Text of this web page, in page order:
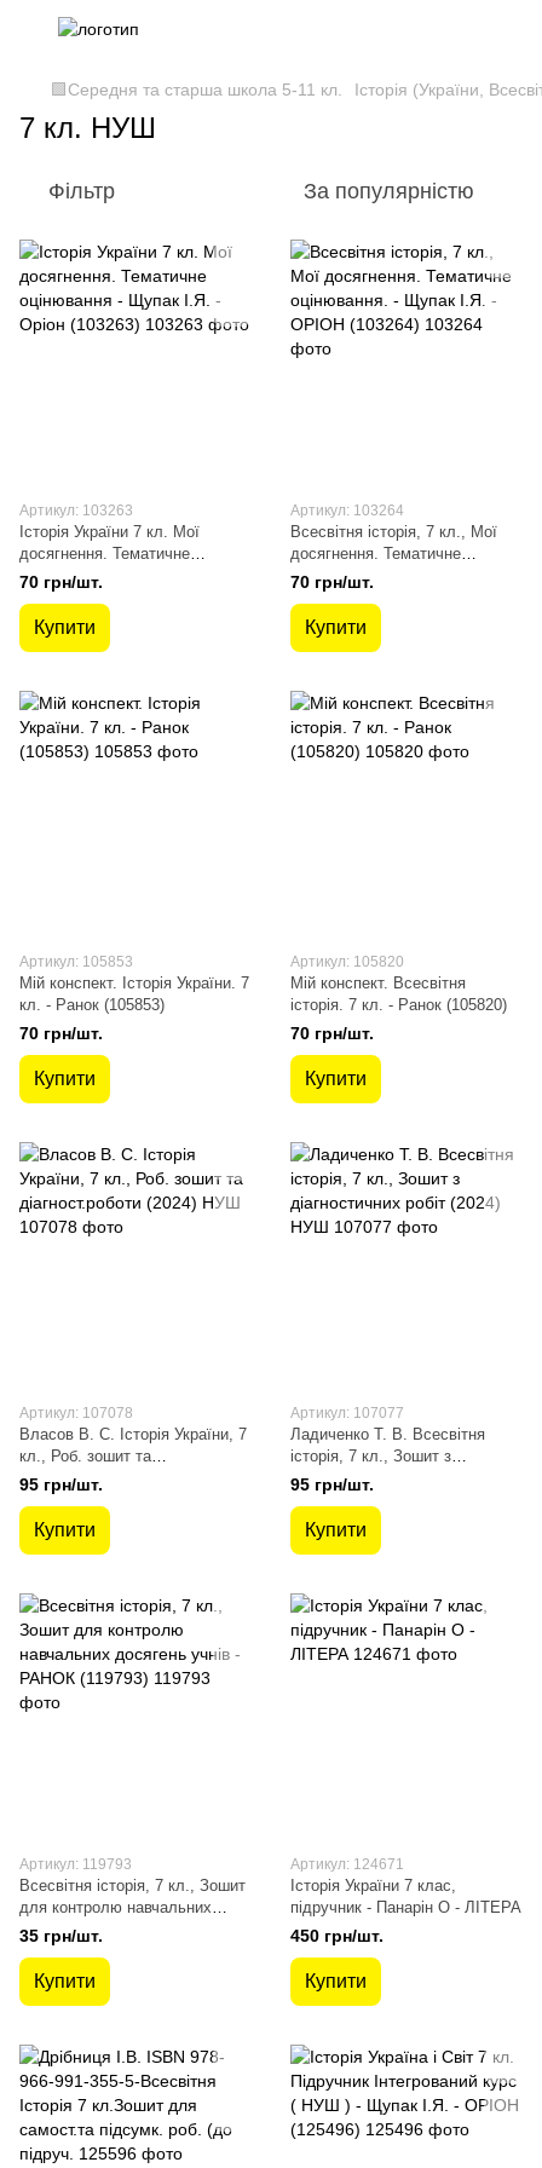
🟩Середня та старша школа 5-11 кл. Історія (України,
7 кл. НУШ
Фільтр За популярністю
Артикул: 103263
Історія України 7 кл. Мої
досягнення. Тематичне
оцінювання - Щупак І.Я. - Оріон
(103263)
70 грн/шт.
Купити
Артикул: 103264
Всесвітня історія, 7 кл., Мої
досягнення. Тематичне
оцінювання. - Щупак І.Я. -
ОРІОН (103264)
70 грн/шт.
Купити
Артикул: 105853
Мій конспект. Історія України. 7
кл. - Ранок (105853)
70 грн/шт.
Купити
Артикул: 105820
Мій конспект. Всесвітня
історія. 7 кл. - Ранок (105820)
70 грн/шт.
Купити
Артикул: 107078
Власов В. С. Історія України, 7
кл., Роб. зошит та
діагност.роботи (2024) НУШ
95 грн/шт.
Купити
Артикул: 107077
Ладиченко Т. В. Всесвітня
історія, 7 кл., Зошит з
діагностичних робіт (2024) НУШ
95 грн/шт.
Купити
Артикул: 119793
Всесвітня історія, 7 кл., Зошит
для контролю навчальних
досягень учнів - РАНОК
(119793)
35 грн/шт.
Купити
Артикул: 124671
Історія України 7 клас,
підручник - Панарін О - ЛІТЕРА
450 грн/шт.
Купити